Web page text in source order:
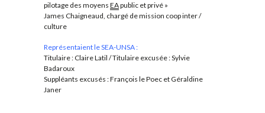
pilotage des moyens EApublic et privé »
James Chaigneaud, chargé de mission coop inter /
culture
Représentaient le SEA-UNSA :
Titulaire : Claire Latil / Titulaire excusée : Sylvie
Badaroux
Suppléants excusés : François le Poec et Géraldine
Janer